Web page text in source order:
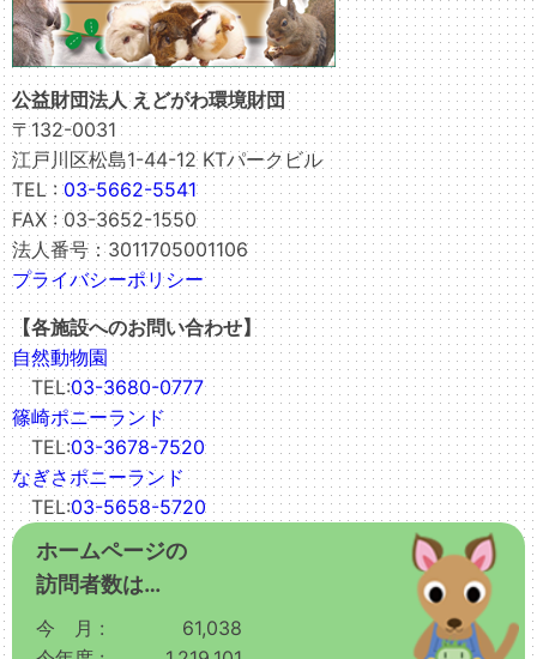
公益財団法人 えどがわ環境財団
〒132-0031
江戸川区松島1-44-12 KTパークビル
TEL :03-5662-5541
FAX : 03-3652-1550
法人番号：3011705001106
プライバシーポリシー
【各施設へのお問い合わせ】
自然動物園
TEL:03-3680-0777
篠崎ポニーランド
TEL:03-3678-7520
なぎさポニーランド
TEL:03-5658-5720
ホームページの
訪問者数は…
今 月 :
61,038